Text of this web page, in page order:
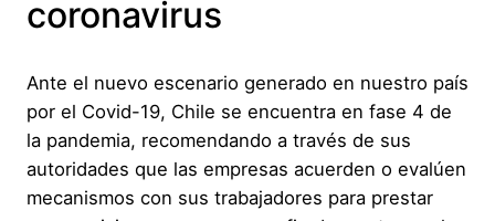
coronavirus
Ante el nuevo escenario generado en nuestro país
por el Covid-19, Chile se encuentra en fase 4 de
la pandemia, recomendando a través de sus
autoridades que las empresas acuerden o evalúen
mecanismos con sus trabajadores para prestar